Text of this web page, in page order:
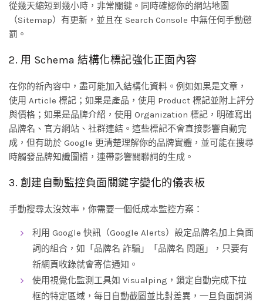
從幾天縮短到幾小時，非常關鍵。同時確認你的網站地圖
（Sitemap）有更新，並且在 Search Console 中無任何手動懲
罰。
2. 用 Schema 結構化標記強化正面內容
在你的新內容中，盡可能加入結構化資料。例如如果是文章，
使用 Article 標記；如果是產品，使用 Product 標記並附上評分
與價格；如果是品牌介紹，使用 Organization 標記，明確寫出
品牌名、官方網站、社群連結。這些標記不會直接影響自動完
成，但有助於 Google 更清楚理解你的品牌實體，並可能在搜尋
時觸發品牌知識圖譜，連帶影響關聯詞的生成。
3. 創建自動監控負面關鍵字變化的儀表板
手動搜尋太沒效率，你需要一個低成本監控方案：
利用 Google 快訊（Google Alerts）設定品牌名加上負面
詞的組合，如「品牌名 詐騙」「品牌名 問題」，只要有
新網頁收錄就會寄信通知。
使用視覺化監測工具如 Visualping，鎖定自動完成下拉
框的特定區域，每日自動截圖並比對差異，一旦負面詞消